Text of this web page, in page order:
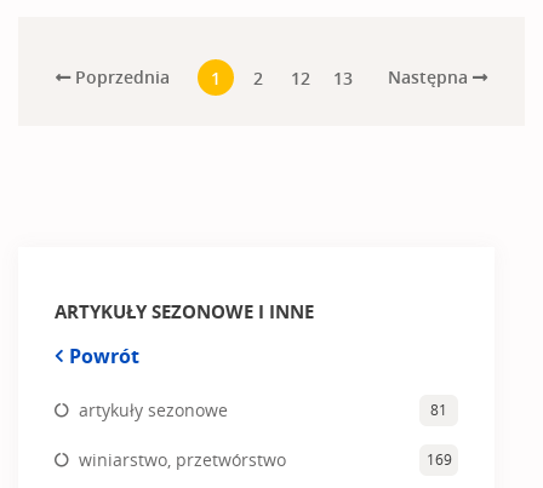
ARTYKUŁY SEZONOWE I INNE
Powrót
artykuły sezonowe 81
winiarstwo, przetwórstwo 169
Poprzednia 1 2 12 13 Następna